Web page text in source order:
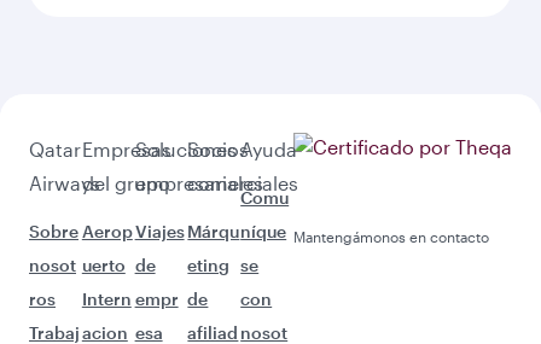
Qatar
Airways
Sobre
nosot
ros
Trabaj
Empresas
del grupo
Aerop
uerto
Intern
acion
Soluciones
empresariales
Viajes
de
empr
esa
Socios
comerciales
Márqu
eting
de
afiliad
Ayuda
Comu
níque
se
con
nosot
Mantengámonos en contacto